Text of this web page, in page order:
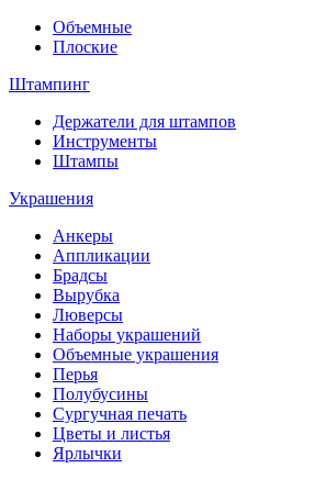
Объемные
Плоские
Штампинг
Держатели для штампов
Инструменты
Штампы
Украшения
Анкеры
Аппликации
Брадсы
Вырубка
Люверсы
Наборы украшений
Объемные украшения
Перья
Полубусины
Сургучная печать
Цветы и листья
Ярлычки